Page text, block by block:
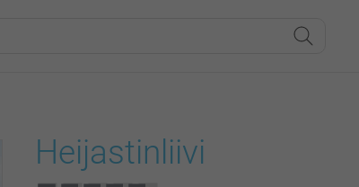
Heijastinliivi